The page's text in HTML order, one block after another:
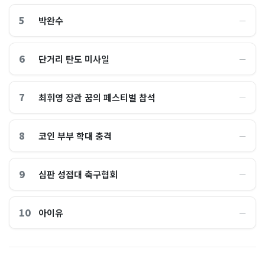
5 박완수 ―
6 단거리 탄도 미사일 ―
7 최휘영 장관 꿈의 페스티벌 참석 ―
8 코인 부부 학대 충격 ―
9 심판 성접대 축구협회 ―
10 아이유 ―